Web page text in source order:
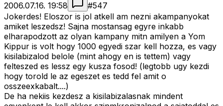
2006.07.16. 19:58 #547
Jokerdes! Eloszor is jol atkell am nezni akampanyokat
amiket leszedsz! Sajna mostansag egyre inkabb
elharapodzott az olyan kampany mitn amilyen a Yom
Kippur is volt hogy 1000 egyedi szar kell hozza, es vagy
kisilabizalod belole (mint ahogy en is tettem) vagy
felteszed es lessz egy kusza fosod! (legtobb ugy kezdi
hogy torold le az egeszet es tedd fel amit o
osszeexkabalt....)
De ha nekiis kezdesz a kisilabizalasnak mindent